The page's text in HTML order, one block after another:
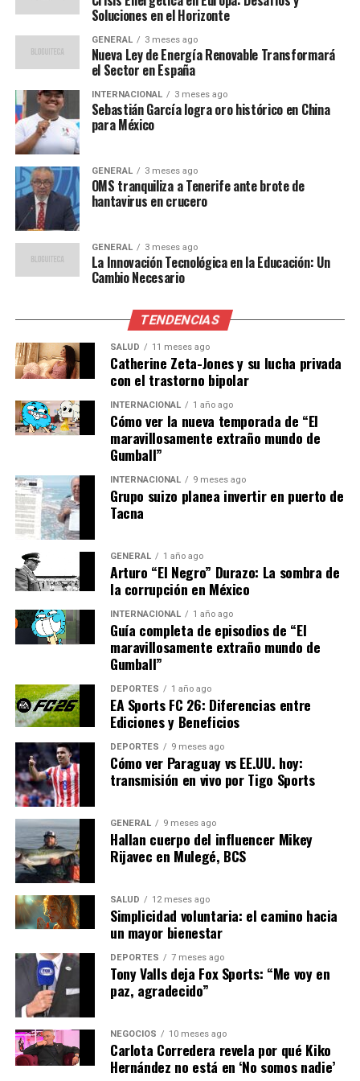
afecten a miles de familias, que seguirán sin cobrar hasta
al menos septiembre.
“Es muy preocupante,
sobre todo porque tenemos
a miles de familias, más de
5.000 personas, con sus
correspondientes
problemas y
responsabilidades sin
cobrar desde el 30 de
declaran representantes del sindicato.
Retrasos en el proceso selectivo
En cuanto a los 2.500 afectados del Cuerpo de Gestión,
el curso selectivo, un requisito previo a la incorporación,
se ha retrasado cuatro meses. Este proceso comenzó el
15 de diciembre de 2024, pero el Instituto Nacional de la
Administración Pública (INAP) ha comunicado que no se
iniciará antes de octubre de 2025, y una nueva nota
informativa lo pospone hasta febrero de 2026.
Estos puestos vacantes son esenciales para servicios
públicos como la renovación del DNI o pasaporte,
gestión de altas y bajas en el SEPE y la Seguridad Social,
y resolución de expedientes de Extranjería o
Instituciones Penitenciarias.El retraso en la
incorporación de estos funcionarios también
afectará a la ciudadanía, advierten desde CC.OO.
Exigencias y consecuencias
económicas
Comisiones Obreras exige un compromiso para agilizar
las ofertas de empleo público de la AGE, demandando la
incorporación del cuerpo Administrativo “como tarde a
finales de septiembre” y la realización del curso selectivo
del Cuerpo de Gestión antes de fin de año.
“Queremos que en enero de
2026 se hayan incorporado
al mercado laboral y se
pueda disponer de este
personal”,
Soluciones en el Horizonte
GENERAL 3 meses ago
Nueva Ley de Energía Renovable Transformará
el Sector en España
INTERNACIONAL 3 meses ago
Sebastián García logra oro histórico en China
para México
GENERAL 3 meses ago
OMS tranquiliza a Tenerife ante brote de
hantavirus en crucero
GENERAL 3 meses ago
La Innovación Tecnológica en la Educación: Un
Cambio Necesario
TENDENCIAS
SALUD 11 meses ago
Catherine Zeta-Jones y su lucha privada
con el trastorno bipolar
INTERNACIONAL 1 año ago
Cómo ver la nueva temporada de “El
maravillosamente extraño mundo de
Gumball”
INTERNACIONAL 9 meses ago
Grupo suizo planea invertir en puerto de
Tacna
GENERAL 1 año ago
Arturo “El Negro” Durazo: La sombra de
la corrupción en México
INTERNACIONAL 1 año ago
Guía completa de episodios de “El
maravillosamente extraño mundo de
Gumball”
DEPORTES 1 año ago
EA Sports FC 26: Diferencias entre
Ediciones y Beneficios
DEPORTES 9 meses ago
Cómo ver Paraguay vs EE.UU. hoy:
transmisión en vivo por Tigo Sports
GENERAL 9 meses ago
Hallan cuerpo del influencer Mikey
Rijavec en Mulegé, BCS
SALUD 12 meses ago
Simplicidad voluntaria: el camino hacia
un mayor bienestar
DEPORTES 7 meses ago
Tony Valls deja Fox Sports: “Me voy en
paz, agradecido”
NEGOCIOS 10 meses ago
Carlota Corredera revela por qué Kiko
Hernández no está en ‘No somos nadie’